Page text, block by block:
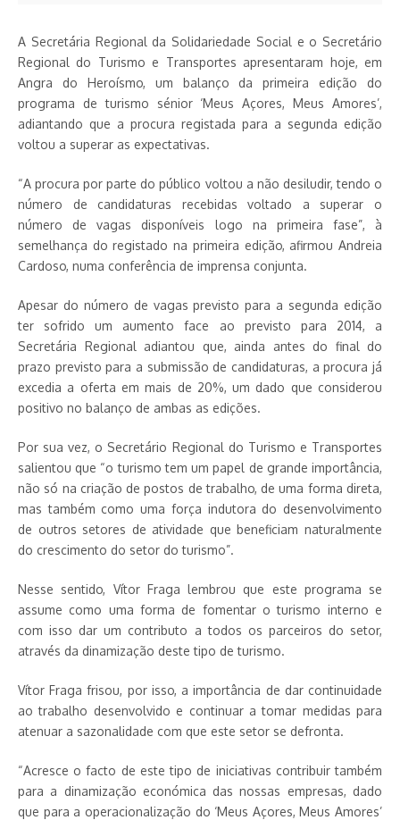
A Secretária Regional da Solidariedade Social e o Secretário
Regional do Turismo e Transportes apresentaram hoje, em
Angra do Heroísmo, um balanço da primeira edição do
programa de turismo sénior ‘Meus Açores, Meus Amores’,
adiantando que a procura registada para a segunda edição
voltou a superar as expectativas.
“A procura por parte do público voltou a não desiludir, tendo o
número de candidaturas recebidas voltado a superar o
número de vagas disponíveis logo na primeira fase”, à
semelhança do registado na primeira edição, afirmou Andreia
Cardoso, numa conferência de imprensa conjunta.
Apesar do número de vagas previsto para a segunda edição
ter sofrido um aumento face ao previsto para 2014, a
Secretária Regional adiantou que, ainda antes do final do
prazo previsto para a submissão de candidaturas, a procura já
excedia a oferta em mais de 20%, um dado que considerou
positivo no balanço de ambas as edições.
Por sua vez, o Secretário Regional do Turismo e Transportes
salientou que “o turismo tem um papel de grande importância,
não só na criação de postos de trabalho, de uma forma direta,
mas também como uma força indutora do desenvolvimento
de outros setores de atividade que beneficiam naturalmente
do crescimento do setor do turismo”.
Nesse sentido, Vítor Fraga lembrou que este programa se
assume como uma forma de fomentar o turismo interno e
com isso dar um contributo a todos os parceiros do setor,
através da dinamização deste tipo de turismo.
Vítor Fraga frisou, por isso, a importância de dar continuidade
ao trabalho desenvolvido e continuar a tomar medidas para
atenuar a sazonalidade com que este setor se defronta.
“Acresce o facto de este tipo de iniciativas contribuir também
para a dinamização económica das nossas empresas, dado
que para a operacionalização do ‘Meus Açores, Meus Amores’